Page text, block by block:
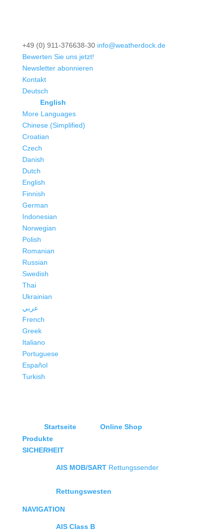
+49 (0) 911-376638-30 info@weatherdock.de
Bewerten Sie uns jetzt!
Newsletter abonnieren
Kontakt
Deutsch
English
More Languages
Chinese (Simplified)
Croatian
Czech
Danish
Dutch
English
Finnish
German
Indonesian
Norwegian
Polish
Romanian
Russian
Swedish
Thai
Ukrainian
عربي
French
Greek
Italiano
Portuguese
Español
Turkish
Startseite
Online Shop
Produkte
SICHERHEIT
AIS MOB/SARTRettungssender
Rettungswesten
NAVIGATION
AIS Class B